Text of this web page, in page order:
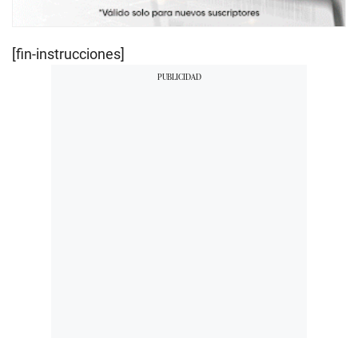
[fin-instrucciones]